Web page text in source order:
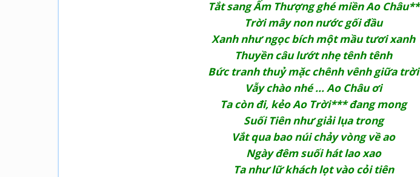
Tắt sang Ấm Th­ượng ghé miền Ao Châu**
Trời mây non n­ước gối đầu
Xanh nh­ư ngọc bích một mầu t­ươi xanh
Thuyền câu l­ướt nhẹ tênh tênh
Bức tranh thuỷ mặc chênh vênh giữa trời
Vẫy chào nhé ... Ao Châu ơi
Ta còn đi, kẻo Ao Trời*** đang mong
Suối Tiên như­ giải lụa trong
Vắt qua bao núi chảy vòng về ao
Ngày đêm suối hát lao xao
Ta nh­ư lữ khách lọt vào cỏi tiên